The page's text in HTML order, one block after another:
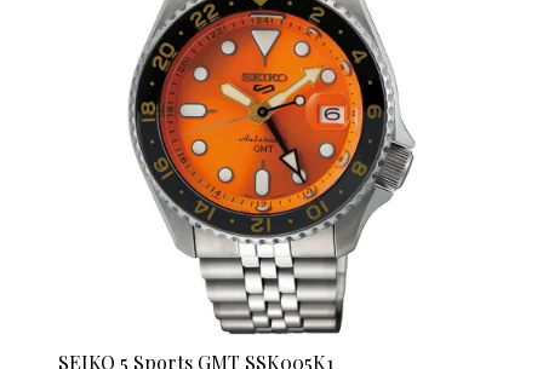
SEIKO 5 Sports GMT SSK005K1